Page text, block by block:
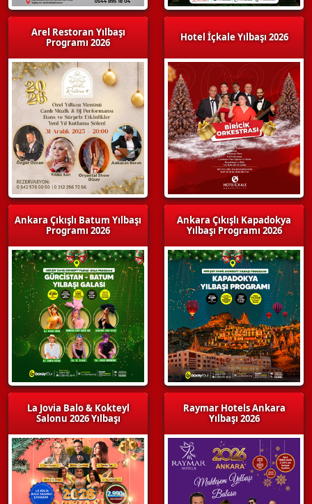
Arel Restoran Yılbaşı
Programı 2026
Ankara Çıkışlı Batum Yılbaşı
Programı 2026
La Jovia Balo & Kokteyl
Salonu 2026 Yılbaşı
Hotel İçkale Yılbaşı 2026
Ankara Çıkışlı Kapadokya
Yılbaşı Programı 2026
Raymar Hotels Ankara
Yılbaşı 2026